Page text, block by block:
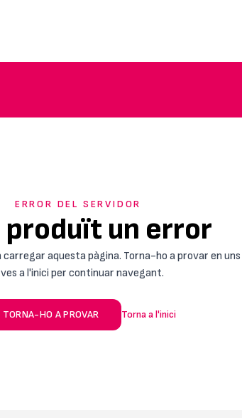
ERROR DEL SERVIDOR
produït un error
carregar aquesta pàgina. Torna-ho a provar en
a l'inici per continuar navegant.
TORNA-HO A PROVAR Torna a l'inici